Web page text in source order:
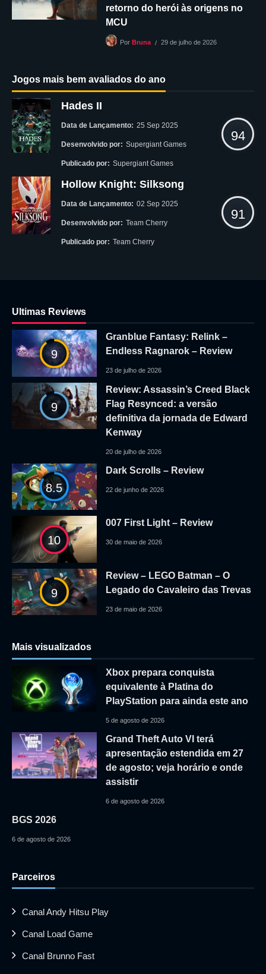
retorno do herói às origens no
MCU
Por Bruna 29 de julho de 2026
Jogos mais bem avaliados do ano
Hades II
Data de Lançamento: 25 Sep 2025
Desenvolvido por: Supergiant Games
Publicado por: Supergiant Games
94
Hollow Knight: Silksong
Data de Lançamento: 02 Sep 2025
Desenvolvido por: Team Cherry
Publicado por: Team Cherry
91
Ultimas Reviews
9
Granblue Fantasy: Relink –
Endless Ragnarok – Review
23 de julho de 2026
9
Review: Assassin’s Creed Black
Flag Resynced: a versão
definitiva da jornada de Edward
Kenway
20 de julho de 2026
8.5
Dark Scrolls – Review
22 de junho de 2026
10
007 First Light – Review
30 de maio de 2026
9
Review – LEGO Batman – O
Legado do Cavaleiro das Trevas
23 de maio de 2026
Mais visualizados
Xbox prepara conquista
equivalente à Platina do
PlayStation para ainda este ano
5 de agosto de 2026
Grand Theft Auto VI terá
apresentação estendida em 27
de agosto; veja horário e onde
assistir
6 de agosto de 2026
BGS 2026
6 de agosto de 2026
Parceiros
Canal Andy Hitsu Play
Canal Load Game
Canal Brunno Fast